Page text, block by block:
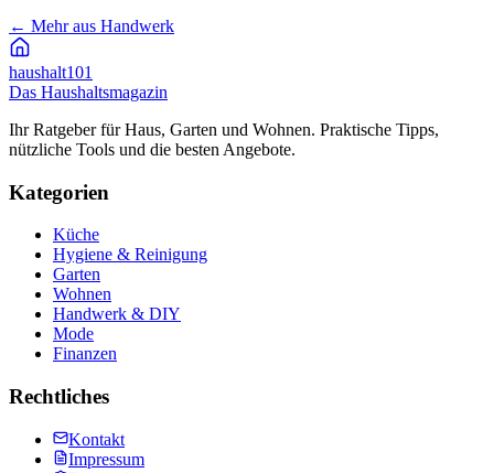
← Mehr aus Handwerk
haushalt101
Das Haushaltsmagazin
Ihr Ratgeber für Haus, Garten und Wohnen. Praktische Tipps,
nützliche Tools und die besten Angebote.
Kategorien
Küche
Hygiene & Reinigung
Garten
Wohnen
Handwerk & DIY
Mode
Finanzen
Rechtliches
Kontakt
Impressum